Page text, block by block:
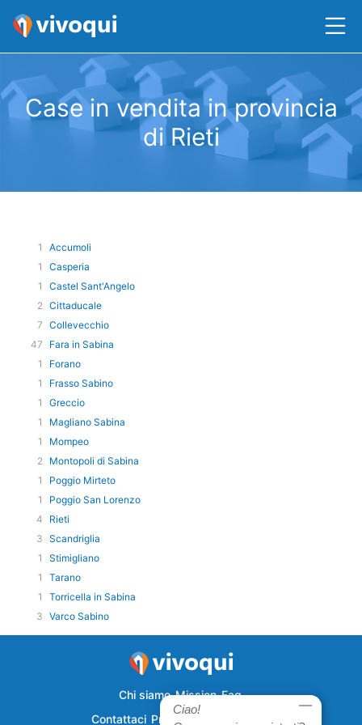
Case in vendita in provincia
di Rieti
1
Accumoli
1
Casperia
1
Castel Sant'Angelo
2 Cittaducale
7 Collevecchio
47
Fara in Sabina
1
Forano
1
Frasso Sabino
1
Greccio
1
Magliano Sabina
1
Mompeo
2 Montopoli di Sabina
1
Poggio Mirteto
1
Poggio San Lorenzo
4
Rieti
3 Scandriglia
1
Stimigliano
1
Tarano
1
Torricella in Sabina
3 Varco Sabino
Chi siamo Mission Faq
Contattaci Privacy
Ciao!